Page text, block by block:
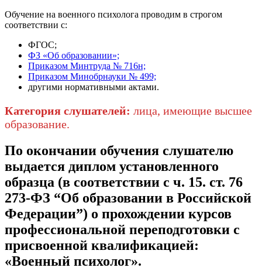
Обучение на военного психолога проводим в строгом
соответствии с:
ФГОС;
ФЗ «Об образовании»;
Приказом Минтруда № 716н;
Приказом Минобрнауки № 499;
другими нормативными актами.
Категория слушателей: лица, имеющие высшее
образование.
По окончании обучения слушателю
выдается диплом установленного
образца (в соответствии с ч. 15. ст. 76
273-ФЗ “Об образовании в Российской
Федерации”) о прохождении курсов
профессиональной переподготовки с
присвоенной квалификацией:
«Военный психолог».